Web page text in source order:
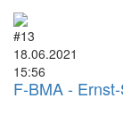
#13
18.06.2021
15:56
F-BMA -